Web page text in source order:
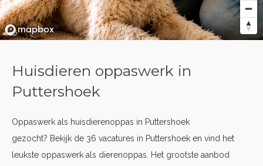
Huisdieren oppaswerk in
Puttershoek
Oppaswerk als huisdierenoppas in Puttershoek
gezocht? Bekijk de 36 vacatures in Puttershoek en vind het
leukste oppaswerk als dierenoppas. Het grootste aanbod